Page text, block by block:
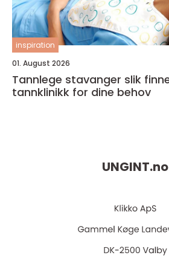
inspiration
01. August 2026
Tannlege stavanger slik finner du riktig
tannklinikk for dine behov
UNGINT.no